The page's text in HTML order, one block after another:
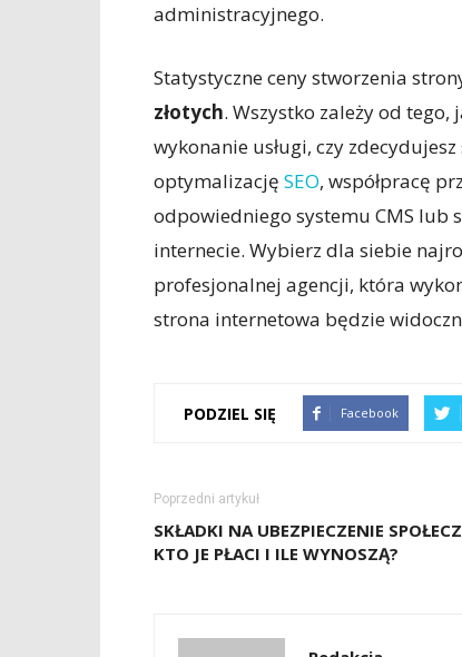
administracyjnego.
Statystyczne ceny stworzenia
złotych. Wszystko zależy od
wykonanie usługi, czy
optymalizację SEO, współpracę
odpowiedniego systemu CMS lub
internecie. Wybierz dla siebie
profesjonalnej agencji, która
strona internetowa będzie
PODZIEL SIĘ Facebook
Poprzedni artykuł
SKŁADKI NA UBEZPIECZENIE
KTO JE PŁACI I ILE WYNOSZĄ?